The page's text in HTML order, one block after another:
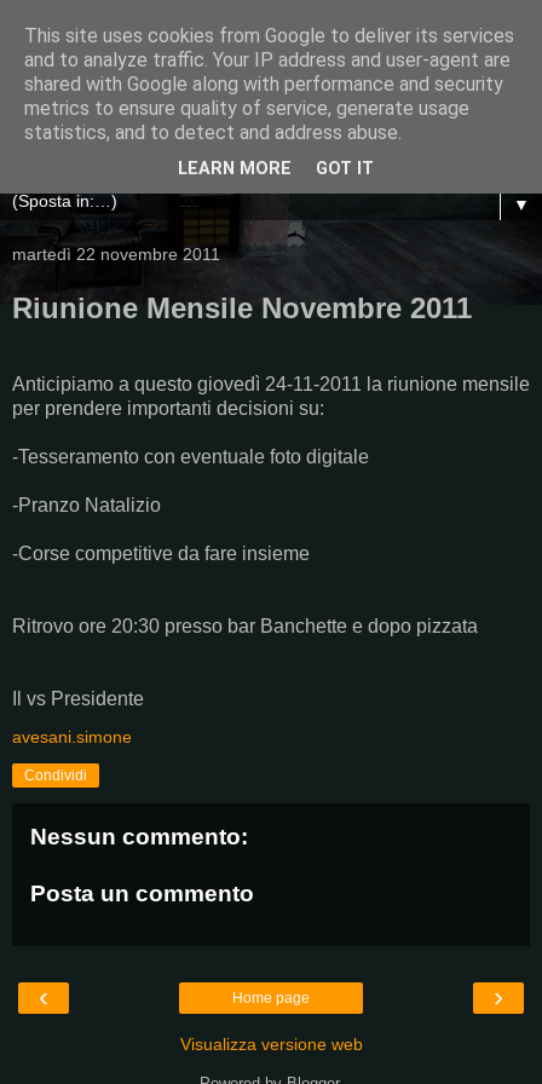
▼
martedì 22 novembre 2011
Riunione Mensile Novembre 2011
Anticipiamo a questo giovedì 24-11-2011 la riunione mensile
per prendere importanti decisioni su:
-Tesseramento con eventuale foto digitale
-Pranzo Natalizio
-Corse competitive da fare insieme
Ritrovo ore 20:30 presso bar Banchette e dopo pizzata
Il vs Presidente
avesani.simone
Condividi
Nessun commento:
Posta un commento
‹ ›
Home page
Visualizza versione web
This site uses cookies from Google to deliver its services
and to analyze traffic. Your IP address and user-agent are
shared with Google along with performance and security
metrics to ensure quality of service, generate usage
statistics, and to detect and address abuse.
LEARN MORE GOT IT